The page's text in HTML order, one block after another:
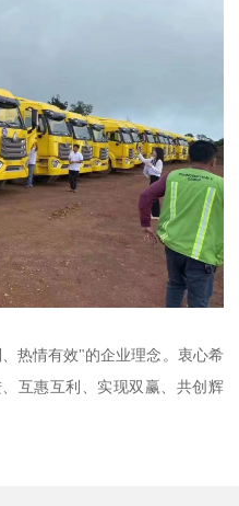
热情有效"的企业理念。衷心希
互惠互利、实现双赢、共创辉